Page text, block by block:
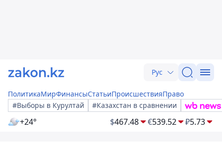
Рус
ПолитикаМирФинансыСтатьиПроисшествияПраво
#Выборы в Курултай
#Казахстан в сравнении
+24° $467.48 €539.52 ₽5.73